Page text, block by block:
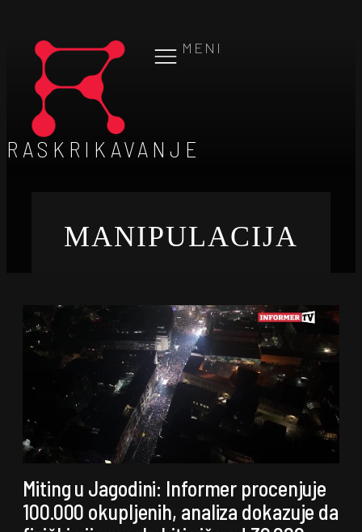
MENI
RASKRIKAVANJE
MANIPULACIJA
Miting u Jagodini: Informer procenjuje
100.000 okupljenih, analiza dokazuje da